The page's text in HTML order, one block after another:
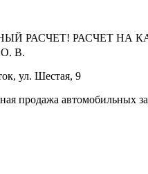
РАСЧЕТ! РАСЧЕТ НА
О. В.
ул. Шестая, 9
продажа автомобильных